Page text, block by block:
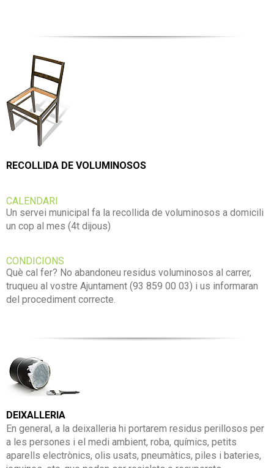
RECOLLIDA DE VOLUMINOSOS
CALENDARI
Un servei municipal fa la recollida de voluminosos a domicili
un cop al mes (4t dijous)
CONDICIONS
Què cal fer? No abandoneu residus voluminosos al carrer,
truqueu al vostre Ajuntament (93 859 00 03) i us informaran
del procediment correcte.
DEIXALLERIA
En general, a la deixalleria hi portarem residus perillosos per
a les persones i el medi ambient, roba, químics, petits
aparells electrònics, olis usats, pneumàtics, piles i bateries,